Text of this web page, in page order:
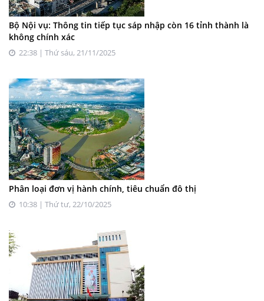
Bộ Nội vụ: Thông tin tiếp tục sáp nhập còn 16 tỉnh thành là
không chính xác
22:38 | Thứ sáu, 21/11/2025
Phân loại đơn vị hành chính, tiêu chuẩn đô thị
10:38 | Thứ tư, 22/10/2025